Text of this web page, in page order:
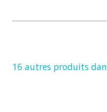
16 autres produits